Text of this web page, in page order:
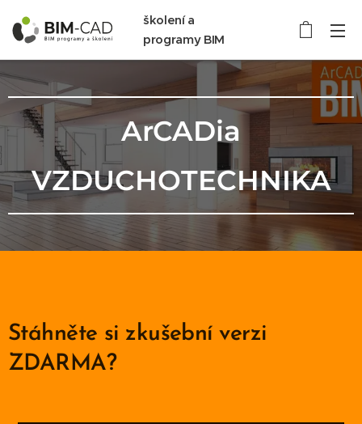
školení a
programy BIM
ArCADia
VZDUCHOTECHNIKA
Stáhněte si zkušební verzi
ZDARMA?